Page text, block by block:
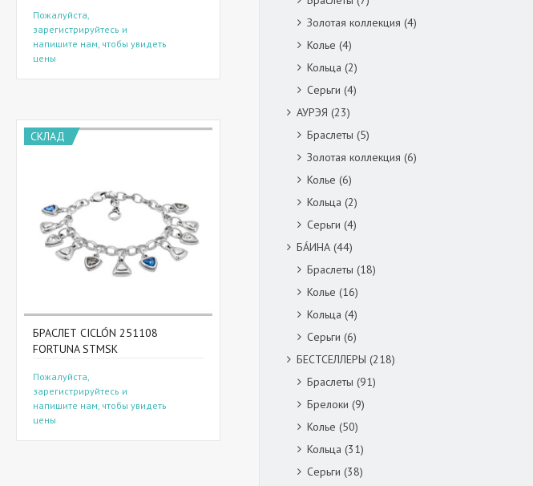
Пожалуйста,
зарегистрируйтесь и
напишите нам, чтобы увидеть
цены
СКЛАД
БРАСЛЕТ CICLÓN 251108
FORTUNA STMSK
Пожалуйста,
зарегистрируйтесь и
напишите нам, чтобы увидеть
цены
Золотая коллекция (4)
Колье (4)
Кольца (2)
Серьги (4)
АУРЭЯ (23)
Браслеты (5)
Золотая коллекция (6)
Колье (6)
Кольца (2)
Серьги (4)
БÁИНА (44)
Браслеты (18)
Колье (16)
Кольца (4)
Серьги (6)
БЕСТСЕЛЛЕРЫ (218)
Браслеты (91)
Брелоки (9)
Колье (50)
Кольца (31)
Серьги (38)